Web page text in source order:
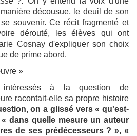
décousue, le deuil de son
souvenir. Ce récit fragmenté et
dérouté, les élèves qui ont
Cosnay d'expliquer son choix
de prime abord.
»
à la question de
racontait-elle sa propre histoire
on a glissé vers « qu'est-
dans quelle mesure un auteur
de ses prédécesseurs ? », «